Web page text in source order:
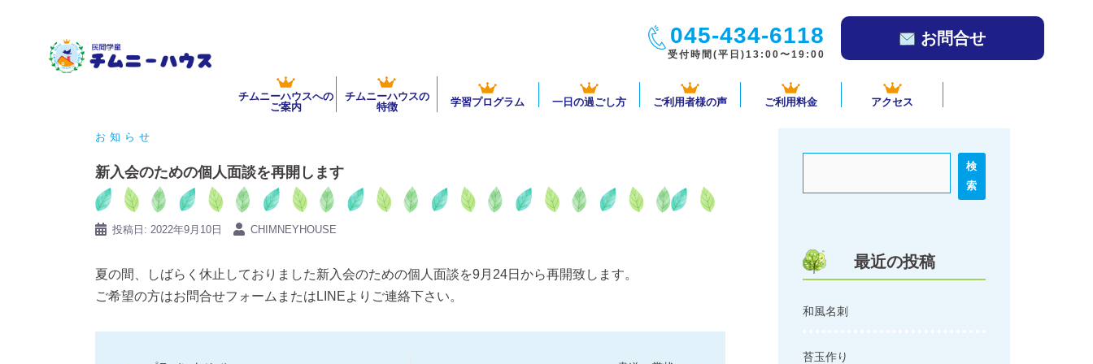
045-434-6118
受付時間(平日)13:00〜19:00
お問合せ
チムニーハウスへの
ご案内
チムニーハウスの
特徴
学習プログラム 一日の過ごし方 ご利用者様の声 ご利用料金 アクセス
お知らせ
新入会のための個人面談を再開します
投稿日: 2022年9月10日 CHIMNEYHOUSE
夏の間、しばらく休止しておりました新入会のための個人面談を9月24日から再開致します。
ご希望の方はお問合せフォームまたはLINEよりご連絡下さい。
検
索
最近の投稿
和風名刺
苔玉作り